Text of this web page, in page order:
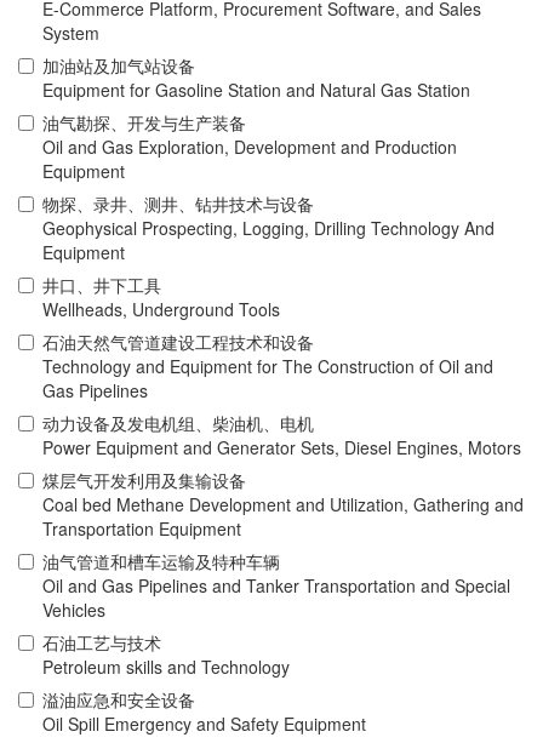
E-Commerce Platform, Procurement Software, and Sales
System
加油站及加气站设备
Equipment for Gasoline Station and Natural Gas Station
油气勘探、开发与生产装备
Oil and Gas Exploration, Development and Production
Equipment
物探、录井、测井、钻井技术与设备
Geophysical Prospecting, Logging, Drilling Technology And
Equipment
井口、井下工具
Wellheads, Underground Tools
石油天然气管道建设工程技术和设备
Technology and Equipment for The Construction of Oil and
Gas Pipelines
动力设备及发电机组、柴油机、电机
Power Equipment and Generator Sets, Diesel Engines, Motors
煤层气开发利用及集输设备
Coal bed Methane Development and Utilization, Gathering and
Transportation Equipment
油气管道和槽车运输及特种车辆
Oil and Gas Pipelines and Tanker Transportation and Special
Vehicles
石油工艺与技术
Petroleum skills and Technology
溢油应急和安全设备
Oil Spill Emergency and Safety Equipment